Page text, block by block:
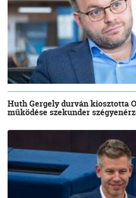
Huth Gergely durván kiosztotta
működése szekunder